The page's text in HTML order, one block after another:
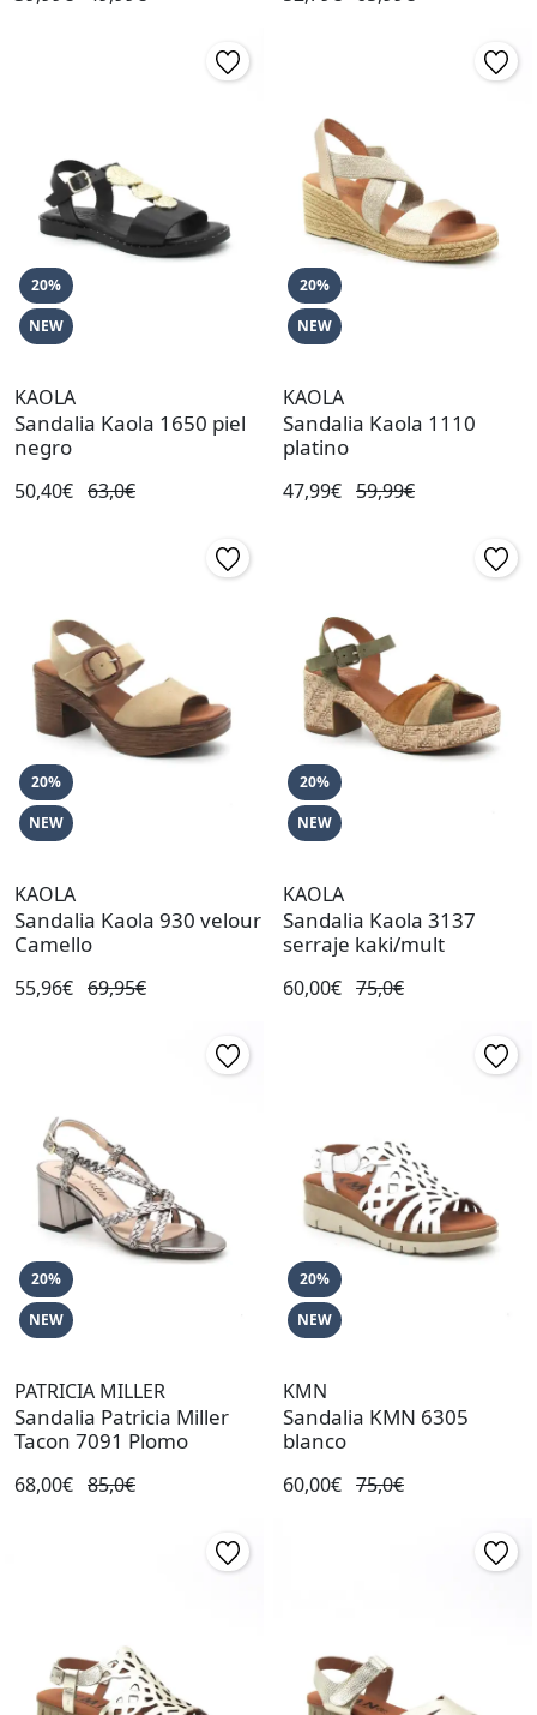
20%
NEW
KAOLA
Sandalia Kaola 1650 piel
negro
50,40€ 63,0€
20%
NEW
KAOLA
Sandalia Kaola 1110
platino
47,99€ 59,99€
20%
NEW
KAOLA
Sandalia Kaola 930 velour
Camello
55,96€ 69,95€
20%
NEW
KAOLA
Sandalia Kaola 3137
serraje kaki/mult
60,00€ 75,0€
20%
NEW
PATRICIA MILLER
Sandalia Patricia Miller
Tacon 7091 Plomo
68,00€ 85,0€
20%
NEW
KMN
Sandalia KMN 6305
blanco
60,00€ 75,0€